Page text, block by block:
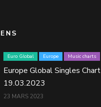
Euro Global Europe Music charts
Europe Global Singles Chart
19.03.2023
23 MARS 2023